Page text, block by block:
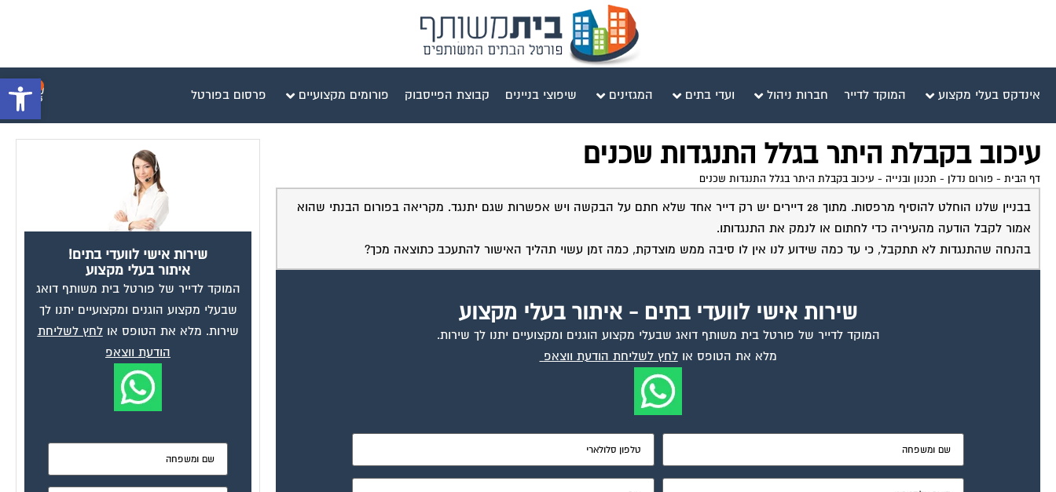
פתח אינדקס בעלי מקצוע המוקד לדייר חברות ניהול ועדי בתים המגזינים שיפוצי בניינים קבוצת הפייסבוק פורומים מקצועיים פרסום בפורטל
עיכוב בקבלת היתר בגלל התנגדות שכנים
דף הבית - פורום נדלן - תכנון ובנייה - עיכוב בקבלת היתר בגלל התנגדות שכנים
בבניין שלנו הוחלט להוסיף מרפסות. מתוך 28 דיירים יש רק דייר אחד שלא חתם על הבקשה ויש אפשרות שגם יתנגד. מקריאה בפורום הבנתי שהוא
אמור לקבל הודעה מהעיריה כדי לחתום או לנמק את התנגדותו.
בהנחה שהתנגדות לא תתקבל, כי עד כמה שידוע לנו אין לו סיבה ממש מוצדקת, כמה זמן עשוי תהליך האישור להתעכב כתוצאה מכך?
שירות אישי לוועדי בתים - איתור בעלי מקצוע
המוקד לדייר של פורטל בית משותף דואג שבעלי מקצוע הוגנים ומקצועיים יתנו לך שירות.
מלא את הטופס אולחץ לשליחת הודעת ווצאפ
שירות אישי לוועדי בתים!
איתור בעלי מקצוע
המוקד לדייר של פורטל בית משותף דואג
שבעלי מקצוע הוגנים ומקצועיים יתנו לך
שירות. מלא את הטופס אולחץ לשליחת
הודעת ווצאפ